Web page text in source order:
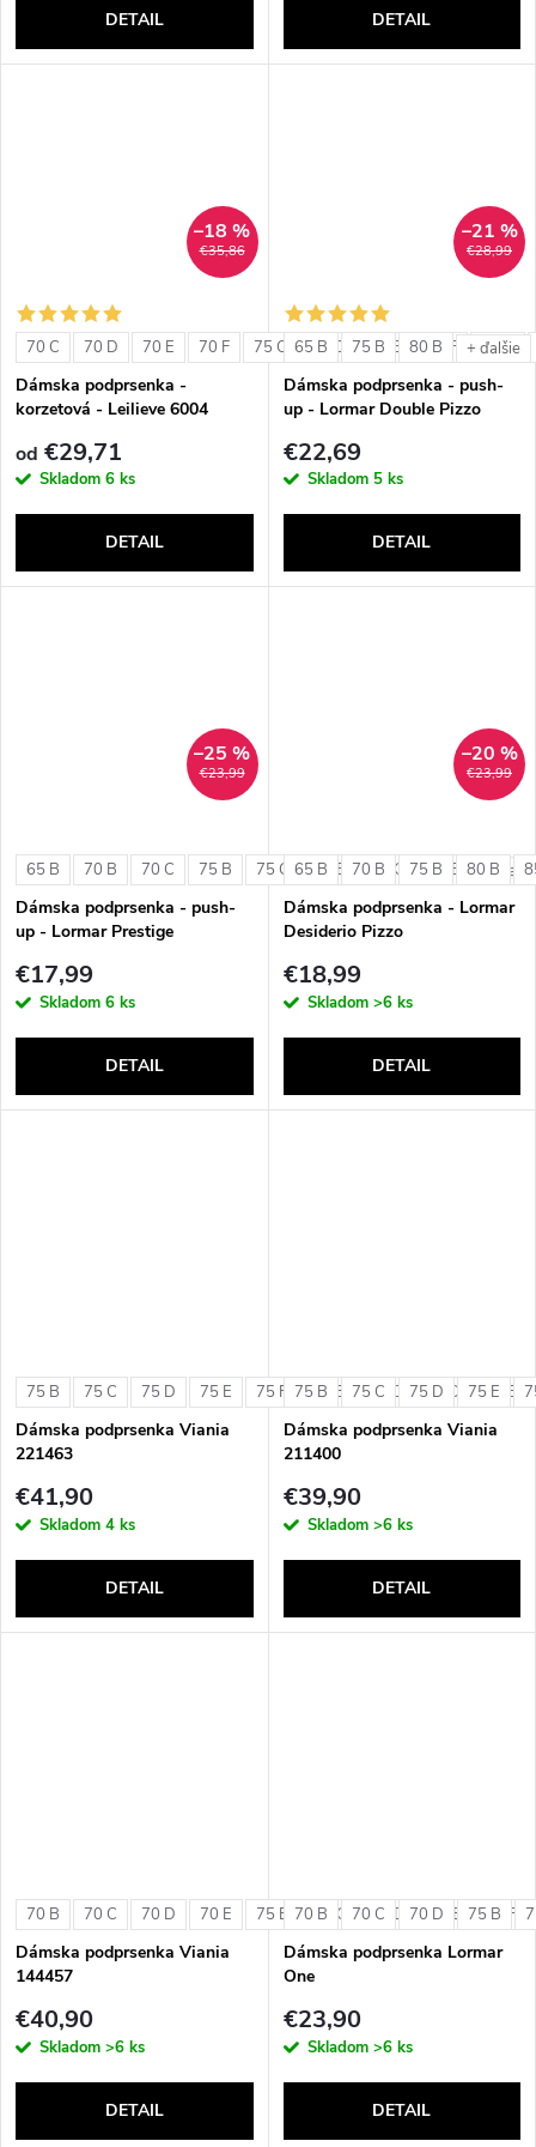
DETAIL DETAIL
€35,86
–18 %
70 C 70 D 70 E 70 F 75 C 75 D 75 E 75 F 80 C
Dámska podprsenka -
korzetová - Leilieve 6004
od €29,71
Skladom 6 ks
DETAIL
€28,99
–21 %
65 B 75 B 80 B + ďalšie
Dámska podprsenka - push-
up - Lormar Double Pizzo
€22,69
Skladom 5 ks
DETAIL
€23,99
–25 %
65 B 70 B 70 C 75 B 75 C 80 B 80 C 85 B +
Dámska podprsenka - push-
up - Lormar Prestige
€17,99
Skladom 6 ks
DETAIL
€23,99
–20 %
65 B 70 B 75 B 80 B
Dámska podprsenka - Lormar
Desiderio Pizzo
€18,99
Skladom >6 ks
DETAIL
75 B 75 C 75 D 75 E 75 F 80 B 80 C 80 D 80 E
Dámska podprsenka Viania
221463
€41,90
Skladom 4 ks
DETAIL
75 B 75 C 75 D 75 E
Dámska podprsenka Viania
211400
€39,90
Skladom >6 ks
DETAIL
70 B 70 C 70 D 70 E 75 B 75 C 75 D 75 E 75 F
Dámska podprsenka Viania
144457
€40,90
Skladom >6 ks
DETAIL
70 B 70 C 70 D 75 B
Dámska podprsenka Lormar
One
€23,90
Skladom >6 ks
DETAIL